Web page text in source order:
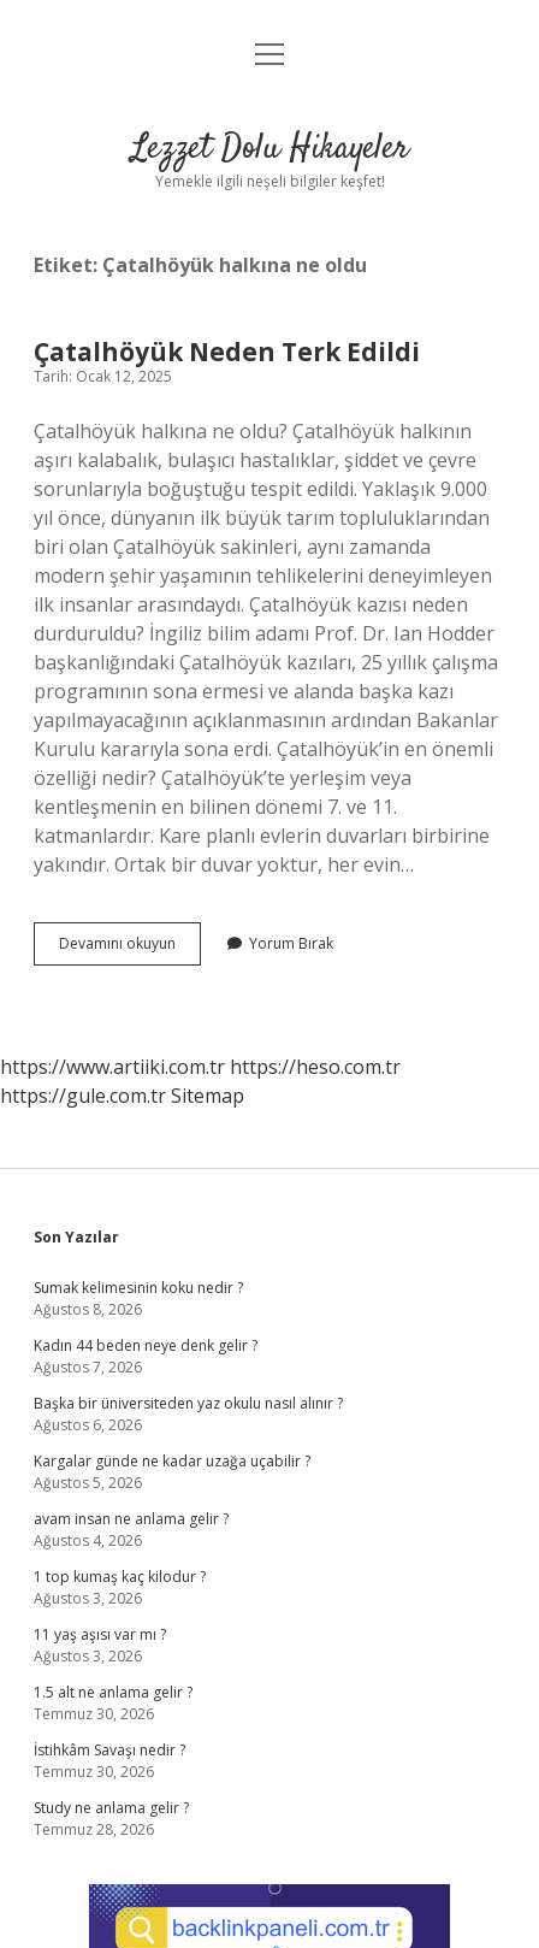
Anasayfa
Yasal Uyarı
menüyü
Lezzet Dolu Hikayeler
Yemekle ilgili neşeli bilgiler keşfet!
Etiket: Çatalhöyük halkına ne oldu
Çatalhöyük Neden Terk Edildi
Tarih: Ocak 12, 2025
Çatalhöyük halkına ne oldu? Çatalhöyük halkının
aşırı kalabalık, bulaşıcı hastalıklar, şiddet ve çevre
sorunlarıyla boğuştuğu tespit edildi. Yaklaşık 9.000
yıl önce, dünyanın ilk büyük tarım topluluklarından
biri olan Çatalhöyük sakinleri, aynı zamanda
modern şehir yaşamının tehlikelerini deneyimleyen
ilk insanlar arasındaydı. Çatalhöyük kazısı neden
durduruldu? İngiliz bilim adamı Prof. Dr. Ian Hodder
başkanlığındaki Çatalhöyük kazıları, 25 yıllık çalışma
programının sona ermesi ve alanda başka kazı
yapılmayacağının açıklanmasının ardından Bakanlar
Kurulu kararıyla sona erdi. Çatalhöyük’in en önemli
özelliği nedir? Çatalhöyük’te yerleşim veya
kentleşmenin en bilinen dönemi 7. ve 11.
katmanlardır. Kare planlı evlerin duvarları birbirine
yakındır. Ortak bir duvar yoktur, her evin…
Devamını okuyun Çatalhöyük
Neden
Yorum Bırak
https://www.artiiki.com.tr https://heso.com.tr
https://gule.com.trSitemap
Sidebar
Son Yazılar
Sumak kelimesinin koku nedir ?
Ağustos 8, 2026
Kadın 44 beden neye denk gelir ?
Ağustos 7, 2026
Başka bir üniversiteden yaz okulu nasıl alınır ?
Ağustos 6, 2026
Kargalar günde ne kadar uzağa uçabilir ?
Ağustos 5, 2026
avam insan ne anlama gelir ?
Ağustos 4, 2026
1 top kumaş kaç kilodur ?
Ağustos 3, 2026
11 yaş aşısı var mı ?
Ağustos 3, 2026
1.5 alt ne anlama gelir ?
Temmuz 30, 2026
İstihkâm Savaşı nedir ?
Temmuz 30, 2026
Study ne anlama gelir ?
Temmuz 28, 2026